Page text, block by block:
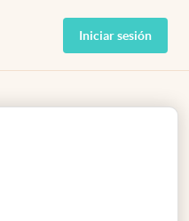
Iniciar sesión